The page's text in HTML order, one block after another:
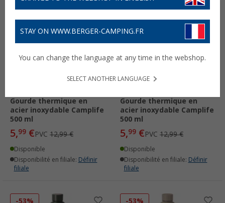
-53%
Gourde thermique en
acier inoxydable Camplife
500 ml
5,99 €PVC 12,99 €
Disponible
Disponibilité en filiale: Définir
filiale
-53%
Gourde thermique en
acier inoxydable Camplife
500 ml
5,99 €PVC 12,99 €
Disponible
Disponibilité en filiale: Définir
filiale
-53% -53%
STAY ON WWW.BERGER-CAMPING.FR
You can change the language at any time in the webshop.
SELECT ANOTHER LANGUAGE